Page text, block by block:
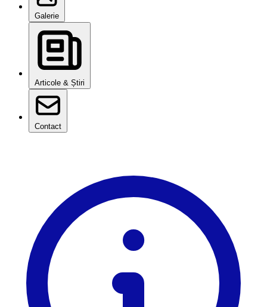
Galerie
Articole & Știri
Contact